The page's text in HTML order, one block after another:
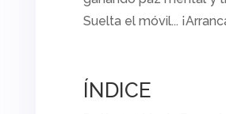
Suelta el móvil...
ÍNDICE